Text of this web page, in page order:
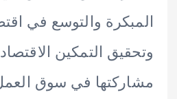
والتوسع في اقتصاد
التمكين الاقتصادي
في سوق العمل